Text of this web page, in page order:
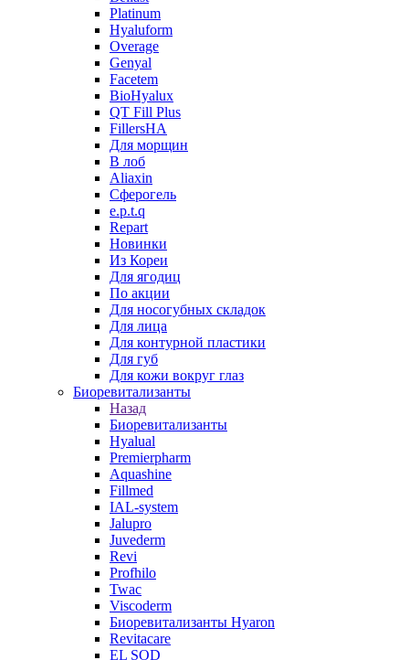
Platinum
Hyaluform
Overage
Genyal
Facetem
BioHyalux
QT Fill Plus
FillersHA
Для морщин
В лоб
Aliaxin
Сферогель
e.p.t.q
Repart
Новинки
Из Кореи
Для ягодиц
По акции
Для носогубных складок
Для лица
Для контурной пластики
Для губ
Для кожи вокруг глаз
Биоревитализанты
Назад
Биоревитализанты
Hyalual
Premierpharm
Aquashine
Fillmed
IAL-system
Jalupro
Juvederm
Revi
Profhilo
Twac
Viscoderm
Биоревитализанты Hyaron
Revitacare
EL SOD